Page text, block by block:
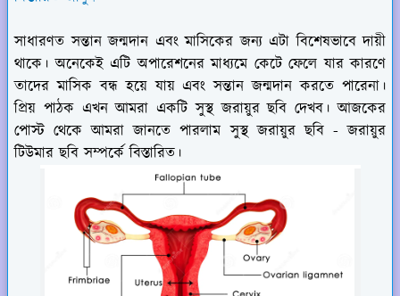
সাধারণত সন্তান জন্মদান এবং মাসিকের জন্য এটা বিশেষভাবে দায়ী
থাকে। অনেকেই এটি অপারেশনের মাধ্যমে কেটে ফেলে যার কারণে
তাদের মাসিক বন্ধ হয়ে যায় এবং সন্তান জন্মদান করতে পারেনা।
প্রিয় পাঠক এখন আমরা একটি সুস্থ জরায়ুর ছবি দেখব। আজকের
পোস্ট থেকে আমরা জানতে পারলাম সুস্থ জরায়ুর ছবি - জরায়ুর
টিউমার ছবি সম্পর্কে বিস্তারিত।